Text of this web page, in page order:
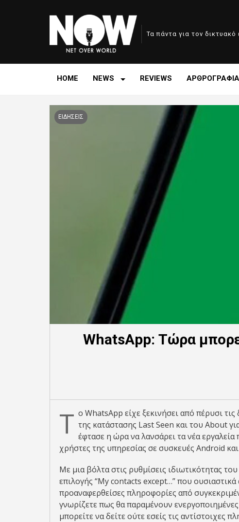
Τα πάντα για τον δικτυακό
HOME NEWS REVIEWS ΑΡΘΡΟΓΡΑΦΙΑ
ΕΙΔΗΣΕΙΣ
WhatsApp: Τώρα
Τ ο WhatsApp είχε ξεκινήσει από πέρυσι
της κατάστασης Last Seen και του About
έφτασε η ώρα να λανσάρει τα νέα εργαλεία
χρήστες της υπηρεσίας σε συσκευές Android και
Με μια βόλτα στις ρυθμίσεις ιδιωτικότητας
επιλογής “My contacts except…” που ουσιαστικά
προαναφερθείσες πληροφορίες από
γνωρίζετε πως θα παραμένουν
μπορείτε να δείτε ούτε εσείς τις